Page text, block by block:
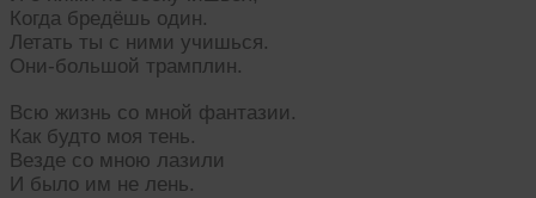
Когда бредёшь один.
Летать ты с ними учишься.
Они-большой трамплин.
Всю жизнь со мной фантазии.
Как будто моя тень.
Везде со мною лазили
И было им не лень.